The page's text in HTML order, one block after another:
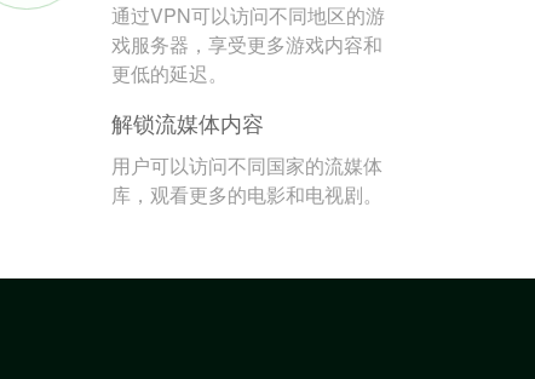
通过VPN可以访问不同地区的游
戏服务器，享受更多游戏内容和
更低的延迟。
解锁流媒体内容
用户可以访问不同国家的流媒体
库，观看更多的电影和电视剧。